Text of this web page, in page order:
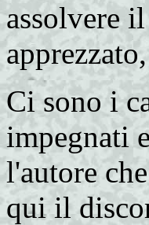
assolvere
Ci sono i
impegnati
l'autore
qui il